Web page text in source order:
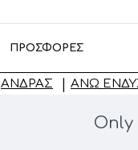
ΠΡΟΣΦΟΡΕΣ
ΑΝΔΡΑΣ ΆΝΩ
Only